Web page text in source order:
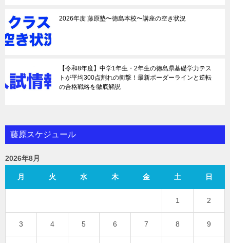
2026年度 藤原塾〜徳島本校〜講座の空き状況
【令和8年度】中学1年生・2年生の徳島県基礎学力テス
トが平均300点割れの衝撃！最新ボーダーラインと逆転
の合格戦略を徹底解説
藤原スケジュール
2026年8月
月 火 水 木 金 土 日
1 2
3 4 5 6 7 8 9